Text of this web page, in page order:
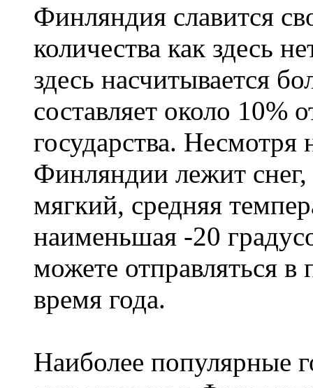
Финляндия славится
количества как здесь
здесь насчитывается
составляет около 10%
государства. Несмотря
Финляндии лежит
мягкий, средняя
наименьшая -20
можете отправляться
время года.
Наиболее популярные